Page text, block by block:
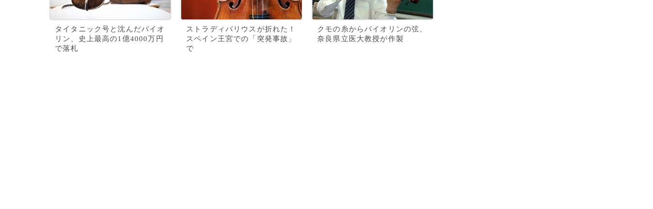
タイタニック号と沈んだバイオ
リン、史上最高の1億4000万円
で落札
ストラディバリウスが折れた！
スペイン王宮での「突発事故」
で
クモの糸からバイオリンの弦、
奈良県立医大教授が作製